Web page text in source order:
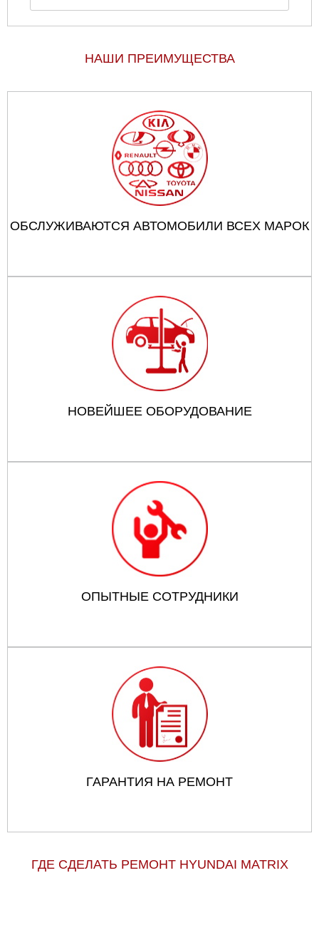
НАШИ ПРЕИМУЩЕСТВА
ОБСЛУЖИВАЮТСЯ АВТОМОБИЛИ ВСЕХ МАРОК
НОВЕЙШЕЕ ОБОРУДОВАНИЕ
ОПЫТНЫЕ СОТРУДНИКИ
ГАРАНТИЯ НА РЕМОНТ
ГДЕ СДЕЛАТЬ РЕМОНТ HYUNDAI MATRIX